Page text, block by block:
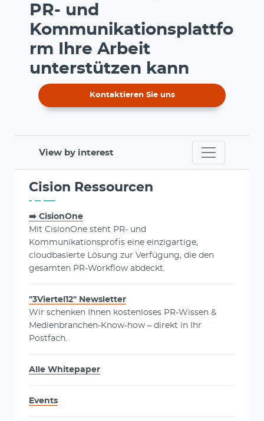
PR- und
Kommunikationsplattfo
rm Ihre Arbeit
unterstützen kann
Kontaktieren Sie uns
View by interest
Cision Ressourcen
➡️ CisionOne
Mit CisionOne steht PR- und
Kommunikationsprofis eine einzigartige,
cloudbasierte Lösung zur Verfügung, die den
gesamten PR-Workflow abdeckt.
"3Viertel12" Newsletter
Wir schenken Ihnen kostenloses PR-Wissen &
Medienbranchen-Know-how – direkt in Ihr
Postfach.
Alle Whitepaper
Events